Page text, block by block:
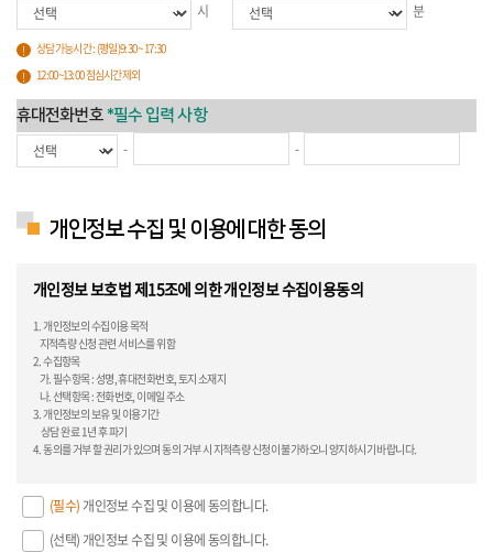
시 분
상담가능시간 : (평일)9:30 ~ 17:30
12:00~13:00 점심시간제외
휴대전화번호*필수 입력 사항
- -
개인정보 수집 및 이용에 대한 동의
개인정보 보호법 제15조에 의한 개인정보 수집이용동의
1. 개인정보의 수집이용 목적
지적측량 신청 관련 서비스를 위함
2. 수집항목
가. 필수항목 : 성명, 휴대전화번호, 토지 소재지
나. 선택항목 : 전화번호, 이메일 주소
3. 개인정보의 보유 및 이용기간
상담 완료 1년 후 파기
(필수) 개인정보 수집 및 이용에 동의합니다.
(선택) 개인정보 수집 및 이용에 동의합니다.